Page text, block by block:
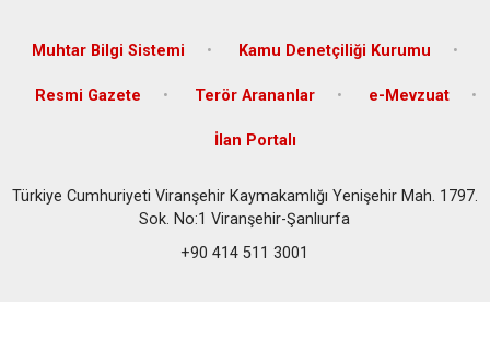
Muhtar Bilgi Sistemi Kamu Denetçiliği Kurumu
Resmi Gazete Terör Arananlar e-Mevzuat
İlan Portalı
Türkiye Cumhuriyeti Viranşehir Kaymakamlığı Yenişehir Mah. 1797.
Sok. No:1 Viranşehir-Şanlıurfa
+90 414 511 3001